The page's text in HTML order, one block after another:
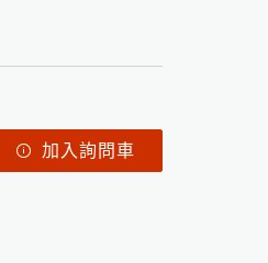
加入詢問車